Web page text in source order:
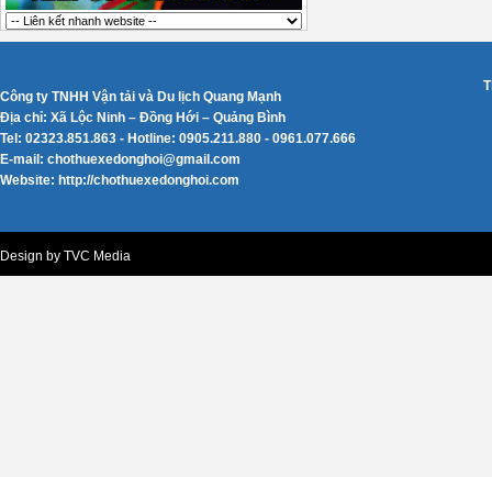
Công ty TNHH Vận tải và Du lịch Quang Mạnh
Địa chỉ: Xã Lộc Ninh – Đồng Hới – Quảng Bình
Tel: 02323.851.863 - Hotline: 0905.211.880 - 0961.077.666
E-mail: chothuexedonghoi@gmail.com
Website: http://chothuexedonghoi.com
Design by TVC Media